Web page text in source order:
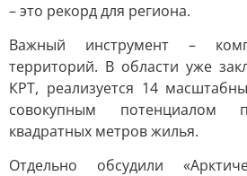
– это рекорд для региона.
Важный инструмент –
территорий. В области уже
КРТ, реализуется 14
совокупным
квадратных метров жилья.
Отдельно обсудили